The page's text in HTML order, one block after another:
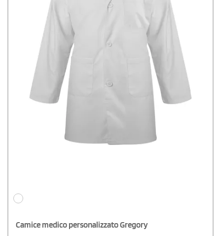
Camice medico personalizzato Gregory